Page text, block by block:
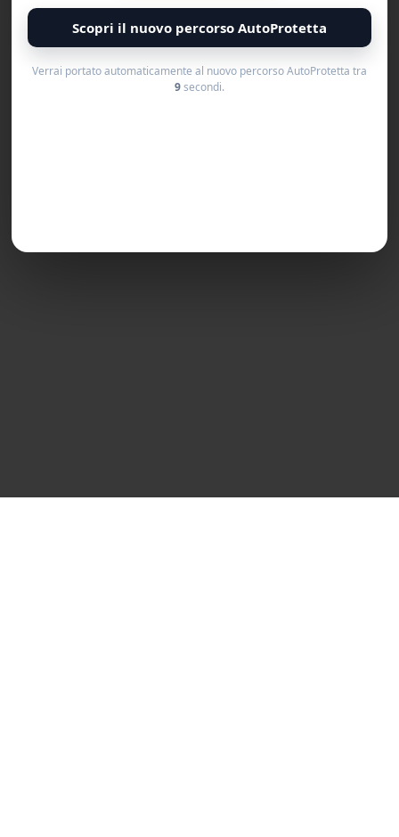
Scopri il nuovo percorso AutoProtetta
Verrai portato automaticamente al nuovo percorso AutoProtetta tra
9secondi.